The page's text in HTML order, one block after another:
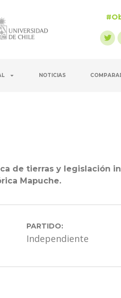
NOTICIAS
de tierras y legislación
Mapuche.
PARTIDO:
Independiente